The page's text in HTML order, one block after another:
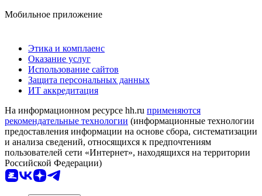
Мобильное приложение
Этика и комплаенс
Оказание услуг
Использование сайтов
Защита персональных данных
ИТ аккредитация
На информационном ресурсе hh.ru применяются
рекомендательные технологии (информационные технологии
предоставления информации на основе сбора, систематизации
и анализа сведений, относящихся к предпочтениям
пользователей сети «Интернет», находящихся на территории
Российской Федерации)